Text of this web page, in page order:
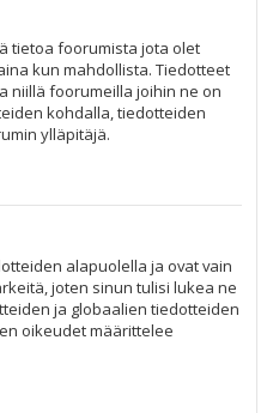
tietoa foorumista jota olet
kun mahdollista. Tiedotteet
niillä foorumeilla joihin ne on
kohdalla, tiedotteiden
ylläpitäjä.
alapuolella ja ovat vain
joten sinun tulisi lukea ne
ja globaalien tiedotteiden
oikeudet määrittelee